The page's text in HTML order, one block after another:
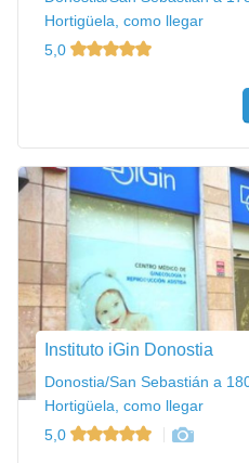
Hortigüela, como llegar
5,0
Instituto iGin Donostia
Donostia/San Sebastián a
Hortigüela, como llegar
5,0